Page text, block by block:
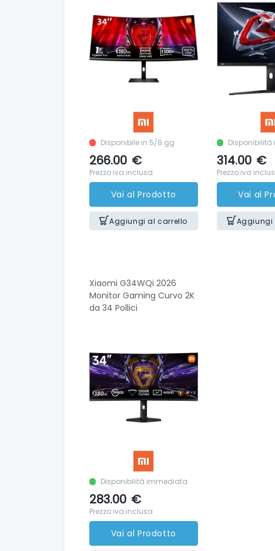
Disponibile in 5/8 gg
266.00 €
Prezzo iva inclusa
Vai al Prodotto
Aggiungi al carrello
314.00 €
Prezzo iva
Vai al
Aggiungi
Xiaomi G34WQi 2026
Monitor Gaming Curvo 2K
da 34 Pollici
Disponibilità immediata
283.00 €
Prezzo iva inclusa
Vai al Prodotto